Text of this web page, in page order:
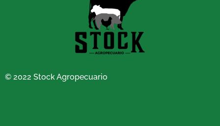
© 2022 Stock Agropecuario